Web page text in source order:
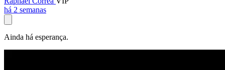
há 2 semanas
Ainda há esperança.